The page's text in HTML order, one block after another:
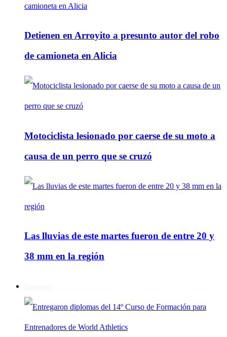
Detienen en Arroyito a presunto autor del robo
de camioneta en Alicia
Motociclista lesionado por caerse de su moto a
causa de un perro que se cruzó
Las lluvias de este martes fueron de entre 20 y
38 mm en la región